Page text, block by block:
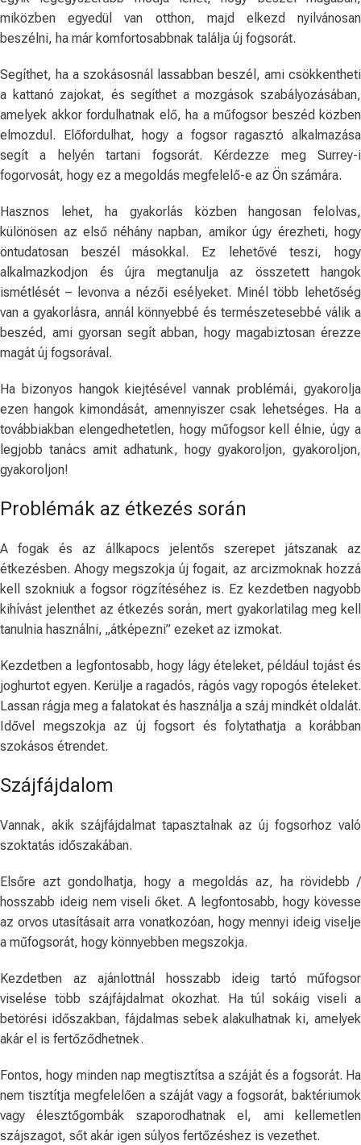
miközben egyedül van otthon, majd elkezd nyilvánosan
beszélni, ha már komfortosabbnak találja új fogsorát.
Segíthet, ha a szokásosnál lassabban beszél, ami csökkentheti
a kattanó zajokat, és segíthet a mozgások szabályozásában,
amelyek akkor fordulhatnak elő, ha a műfogsor beszéd közben
elmozdul. Előfordulhat, hogy a fogsor ragasztó alkalmazása
segít a helyén tartani fogsorát. Kérdezze meg Surrey-i
fogorvosát, hogy ez a megoldás megfelelő-e az Ön számára.
Hasznos lehet, ha gyakorlás közben hangosan felolvas,
különösen az első néhány napban, amikor úgy érezheti, hogy
öntudatosan beszél másokkal. Ez lehetővé teszi, hogy
alkalmazkodjon és újra megtanulja az összetett hangok
ismétlését – levonva a nézői esélyeket. Minél több lehetőség
van a gyakorlásra, annál könnyebbé és természetesebbé válik a
beszéd, ami gyorsan segít abban, hogy magabiztosan érezze
magát új fogsorával.
Ha bizonyos hangok kiejtésével vannak problémái, gyakorolja
ezen hangok kimondását, amennyiszer csak lehetséges. Ha a
továbbiakban elengedhetetlen, hogy műfogsor kell élnie, úgy a
legjobb tanács amit adhatunk, hogy gyakoroljon, gyakoroljon,
gyakoroljon!
Problémák az étkezés során
A fogak és az állkapocs jelentős szerepet játszanak az
étkezésben. Ahogy megszokja új fogait, az arcizmoknak hozzá
kell szokniuk a fogsor rögzítéséhez is. Ez kezdetben nagyobb
kihívást jelenthet az étkezés során, mert gyakorlatilag meg kell
tanulnia használni, „átképezni” ezeket az izmokat.
Kezdetben a legfontosabb, hogy lágy ételeket, például tojást és
joghurtot egyen. Kerülje a ragadós, rágós vagy ropogós ételeket.
Lassan rágja meg a falatokat és használja a száj mindkét oldalát.
Idővel megszokja az új fogsort és folytathatja a korábban
szokásos étrendet.
Szájfájdalom
Vannak, akik szájfájdalmat tapasztalnak az új fogsorhoz való
szoktatás időszakában.
Elsőre azt gondolhatja, hogy a megoldás az, ha rövidebb /
hosszabb ideig nem viseli őket. A legfontosabb, hogy kövesse
az orvos utasításait arra vonatkozóan, hogy mennyi ideig viselje
a műfogsorát, hogy könnyebben megszokja.
Kezdetben az ajánlottnál hosszabb ideig tartó műfogsor
viselése több szájfájdalmat okozhat. Ha túl sokáig viseli a
betörési időszakban, fájdalmas sebek alakulhatnak ki, amelyek
akár el is fertőződhetnek.
Fontos, hogy minden nap megtisztítsa a száját és a fogsorát. Ha
nem tisztítja megfelelően a száját vagy a fogsorát, baktériumok
vagy élesztőgombák szaporodhatnak el, ami kellemetlen
szájszagot, sőt akár igen súlyos fertőzéshez is vezethet.